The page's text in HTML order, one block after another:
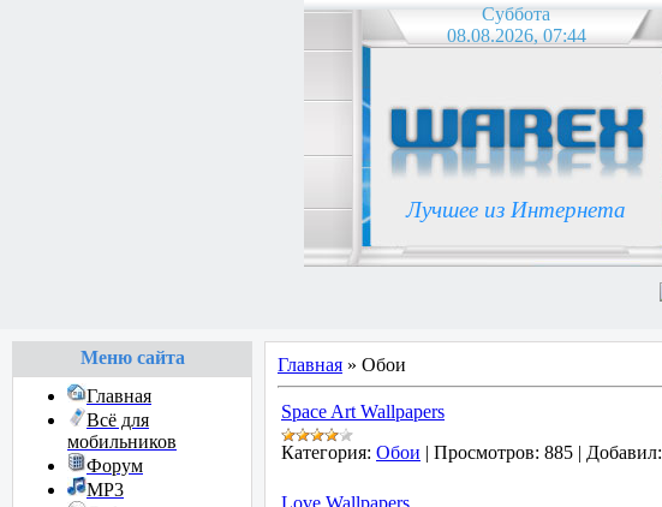
Суббота
08.08.2026, 07:44
Лучшее из Интернета
Меню сайта
Главная
Всё для
мобильников
Форум
MP3
Главная » Обои
Space Art Wallpapers
Категория: Обои | Просмотров: 885 | Добавил:
Love Wallpapers